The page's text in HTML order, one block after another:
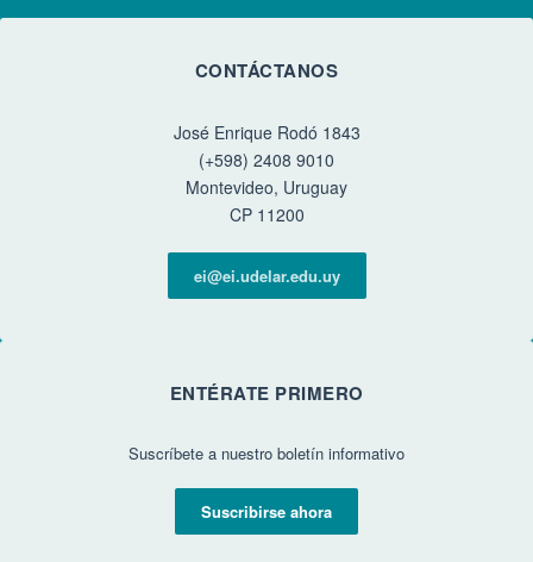
CONTÁCTANOS
José Enrique Rodó 1843
(+598) 2408 9010
Montevideo, Uruguay
CP 11200
ei@ei.udelar.edu.uy
ENTÉRATE PRIMERO
Suscríbete a nuestro boletín informativo
Suscribirse ahora